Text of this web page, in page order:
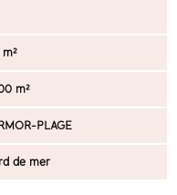
m²
m²
PLAGE
de mer